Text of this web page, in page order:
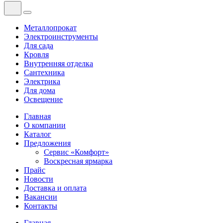
Металлопрокат
Электроинструменты
Для сада
Кровля
Внутренняя отделка
Сантехника
Электрика
Для дома
Освещение
Главная
О компании
Каталог
Предложения
Сервис «Комфорт»
Воскресная ярмарка
Прайс
Новости
Доставка и оплата
Вакансии
Контакты